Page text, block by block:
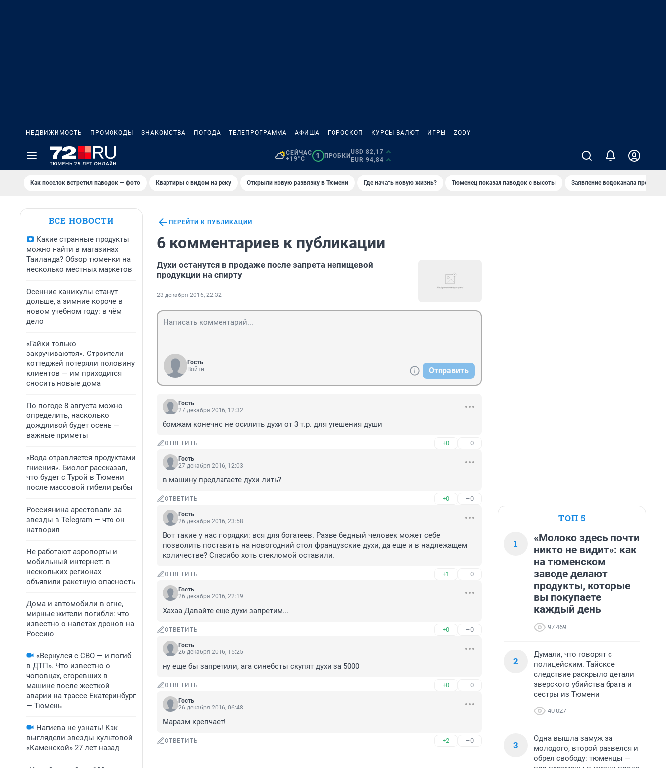
НЕДВИЖИМОСТЬ ПРОМОКОДЫ ЗНАКОМСТВА ПОГОДА ТЕЛЕПРОГРАММА АФИША ГОРОСКОП КУРСЫ ВАЛЮТ ИГРЫ ZODY
СЕЙЧАС
+19°C
1 ПРОБКИ
USD 82,17
EUR 94,84
Как поселок встретил паводок — фото Квартиры с видом на реку Открыли новую развязку в Тюмени Где начать новую жизнь? Тюменец показал паводок с высоты Заявление водоканала про
ВСЕ НОВОСТИ
Какие странные продукты
можно найти в магазинах
Таиланда? Обзор тюменки на
несколько местных маркетов
Осенние каникулы станут
дольше, а зимние короче в
новом учебном году: в чём
дело
«Гайки только
закручиваются». Строители
коттеджей потеряли половину
клиентов — им приходится
сносить новые дома
По погоде 8 августа можно
определить, насколько
дождливой будет осень —
важные приметы
«Вода отравляется продуктами
гниения». Биолог рассказал,
что будет с Турой в Тюмени
после массовой гибели рыбы
Россиянина арестовали за
звезды в Telegram — что он
натворил
Не работают аэропорты и
мобильный интернет: в
нескольких регионах
объявили ракетную опасность
Дома и автомобили в огне,
мирные жители погибли: что
известно о налетах дронов на
Россию
«Вернулся с СВО — и погиб
в ДТП». Что известно о
чоповцах, сгоревших в
машине после жесткой
аварии на трассе Екатеринбург
— Тюмень
Нагиева не узнать! Как
выглядели звезды культовой
«Каменской» 27 лет назад
ПЕРЕЙТИ К ПУБЛИКАЦИИ
6 комментариев к публикации
Духи останутся в продаже после запрета непищевой
продукции на спирту
23 декабря 2016, 22:32
Гость
Войти
Отправить
Гость
27 декабря 2016, 12:32
бомжам конечно не осилить духи от 3 т.р. для утешения души
ОТВЕТИТЬ +0 –0
Гость
27 декабря 2016, 12:03
в машину предлагаете духи лить?
ОТВЕТИТЬ +0 –0
Гость
26 декабря 2016, 23:58
Вот такие у нас порядки: вся для богатеев. Разве бедный человек может себе
позволить поставить на новогодний стол французские духи, да еще и в надлежащем
количестве? Спасибо хоть стекломой оставили.
ОТВЕТИТЬ +1 –0
Гость
26 декабря 2016, 22:19
Хахаа Давайте еще духи запретим...
ОТВЕТИТЬ +0 –0
Гость
26 декабря 2016, 15:25
ну еще бы запретили, ага синеботы скупят духи за 5000
ОТВЕТИТЬ +0 –0
Гость
26 декабря 2016, 06:48
Маразм крепчает!
ОТВЕТИТЬ +2 –0
ТОП 5
1
«Молоко здесь почти
никто не видит»: как
на тюменском
заводе делают
продукты, которые
вы покупаете
каждый день
97 469
2
Думали, что говорят с
полицейским. Тайское
следствие раскрыло детали
зверского убийства брата и
сестры из Тюмени
40 027
3
Одна вышла замуж за
молодого, второй развелся и
обрел свободу: тюменцы —